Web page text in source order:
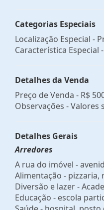
Categorias Especiais
Localização Especial -
Característica Especial -
Detalhes da Venda
Preço de Venda - R$
Observações - Valores
Detalhes Gerais
Arredores
A rua do imóvel -
Alimentação -
Diversão e lazer -
Educação - escola